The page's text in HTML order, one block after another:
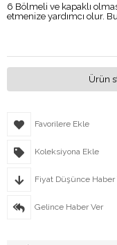
6 Bölmeli ve kapaklı
etmenize yardımcı olur.
Ürün
Favorilere Ekle
Koleksiyona Ekle
Fiyat Düşünce Haber
Gelince Haber Ver